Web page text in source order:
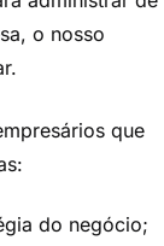
o nosso
que
do negócio;